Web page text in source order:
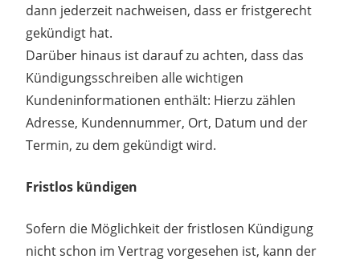
dann jederzeit nachweisen, dass er fristgerecht
gekündigt hat.
Darüber hinaus ist darauf zu achten, dass das
Kündigungsschreiben alle wichtigen
Kundeninformationen enthält: Hierzu zählen
Adresse, Kundennummer, Ort, Datum und der
Termin, zu dem gekündigt wird.
Fristlos kündigen
Sofern die Möglichkeit der fristlosen Kündigung
nicht schon im Vertrag vorgesehen ist, kann der